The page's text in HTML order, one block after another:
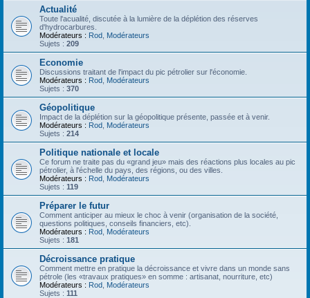
Actualité
Toute l'acualité, discutée à la lumière de la déplétion des réserves
d'hydrocarbures.
Modérateurs : Rod Modérateurs
Sujets : 209
Economie
Discussions traitant de l'impact du pic pétrolier sur l'économie.
Modérateurs : Rod Modérateurs
Sujets : 370
Géopolitique
Impact de la déplétion sur la géopolitique présente, passée et à venir.
Modérateurs : Rod Modérateurs
Sujets : 214
Politique nationale et locale
Ce forum ne traite pas du «grand jeu» mais des réactions plus locales au pic
pétrolier, à l'échelle du pays, des régions, ou des villes.
Modérateurs : Rod Modérateurs
Sujets : 119
Préparer le futur
Comment anticiper au mieux le choc à venir (organisation de la société,
questions politiques, conseils financiers, etc).
Modérateurs : Rod Modérateurs
Sujets : 181
Décroissance pratique
Comment mettre en pratique la décroissance et vivre dans un monde sans
pétrole (les «travaux pratiques» en somme : artisanat, nourriture, etc)
Modérateurs : Rod Modérateurs
Sujets : 111